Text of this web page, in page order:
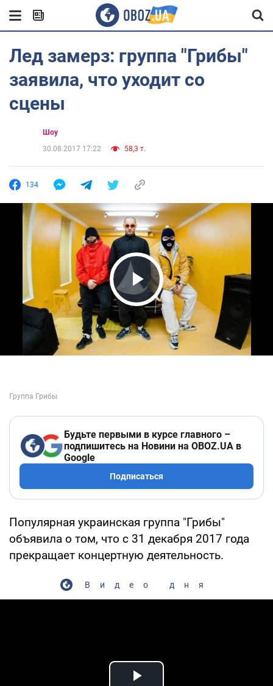
Лед замерз: группа "Грибы"
заявила, что уходит со
сцены
Шоу
30.08.2017 17:22
58,3 т.
134
Play Video
Будьте первыми в курсе главного –
подпишитесь на Новини на OBOZ.UA в
Google
Подписаться
Популярная украинская группа "Грибы"
объявила о том, что с 31 декабря 2017 года
прекращает концертную деятельность.
Видео дня